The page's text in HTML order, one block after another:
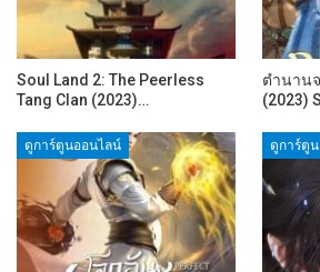
Soul Land 2: The Peerless
Tang Clan (2023)…
ตำนาน
(2023)
ดูการ์ตูนออนไลน์ ดูการ์ตู